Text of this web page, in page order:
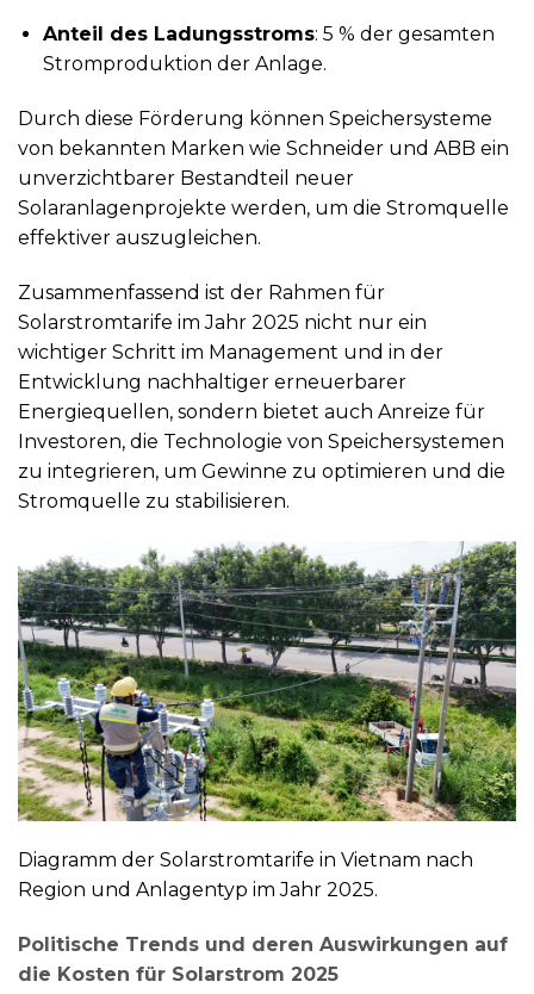
Anteil des Ladungsstroms: 5 % der gesamten
Stromproduktion der Anlage.
Durch diese Förderung können Speichersysteme
von bekannten Marken wie Schneider und ABB ein
unverzichtbarer Bestandteil neuer
Solaranlagenprojekte werden, um die Stromquelle
effektiver auszugleichen.
Zusammenfassend ist der Rahmen für
Solarstromtarife im Jahr 2025 nicht nur ein
wichtiger Schritt im Management und in der
Entwicklung nachhaltiger erneuerbarer
Energiequellen, sondern bietet auch Anreize für
Investoren, die Technologie von Speichersystemen
zu integrieren, um Gewinne zu optimieren und die
Stromquelle zu stabilisieren.
Diagramm der Solarstromtarife in Vietnam nach
Region und Anlagentyp im Jahr 2025.
Politische Trends und deren Auswirkungen auf
die Kosten für Solarstrom 2025